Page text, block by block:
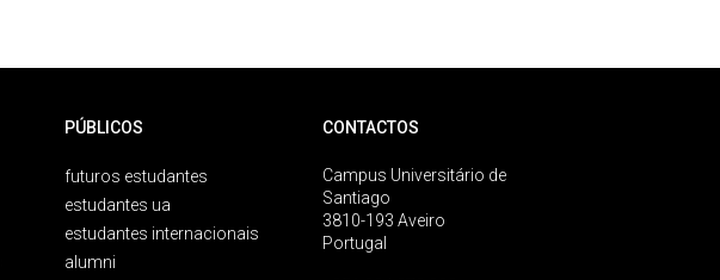
PÚBLICOS
futuros estudantes
estudantes ua
estudantes internacionais
alumni
CONTACTOS
Campus Universitário de
Santiago
3810-193 Aveiro
Portugal